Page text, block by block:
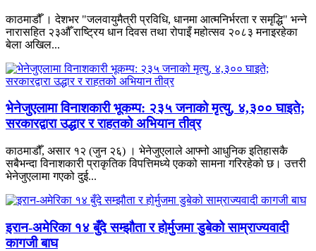
काठमाडौँ । देशभर "जलवायुमैत्री प्रविधि, धानमा आत्मनिर्भरता र समृद्धि" भन्ने
नारासहित २३औँ राष्ट्रिय धान दिवस तथा रोपाइँ महोत्सव २०८३ मनाइरहेका
बेला अखिल...
भेनेजुएलामा विनाशकारी भूकम्प: २३५ जनाको मृत्यु, ४,३०० घाइते;
सरकारद्वारा उद्धार र राहतको अभियान तीव्र
काठमाडौँ, असार १२ (जुन २६) । भेनेजुएलाले आफ्नो आधुनिक इतिहासकै
सबैभन्दा विनाशकारी प्राकृतिक विपत्तिमध्ये एकको सामना गरिरहेको छ। उत्तरी
भेनेजुएलामा गएको दुई...
इरान-अमेरिका १४ बुँदे सम्झौता र होर्मुजमा डुबेको साम्राज्यवादी
कागजी बाघ